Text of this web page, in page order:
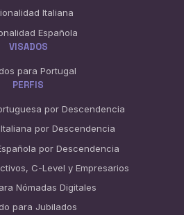
Italiana
Española
VISADOS
para Portugal
PERFIS
por Descendencia
por Descendencia
por Descendencia
C-Level y Empresarios
Nómadas Digitales
para Jubilados